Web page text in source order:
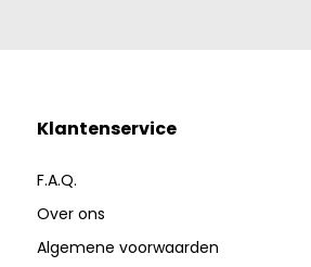
Klantenservice
F.A.Q.
Over ons
Algemene voorwaarden